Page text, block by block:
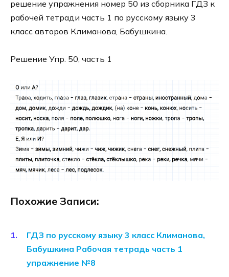
решение упражнения номер 50 из сборника ГДЗ к
рабочей тетради часть 1 по русскому языку 3
класс авторов Климанова, Бабушкина.
Решение Упр. 50, часть 1
Похожие Записи:
ГДЗ по русскому языку 3 класс Климанова,
Бабушкина Рабочая тетрадь часть 1
упражнение №8